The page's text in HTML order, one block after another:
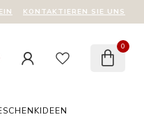
KONTAKTIEREN SIE UNS
0